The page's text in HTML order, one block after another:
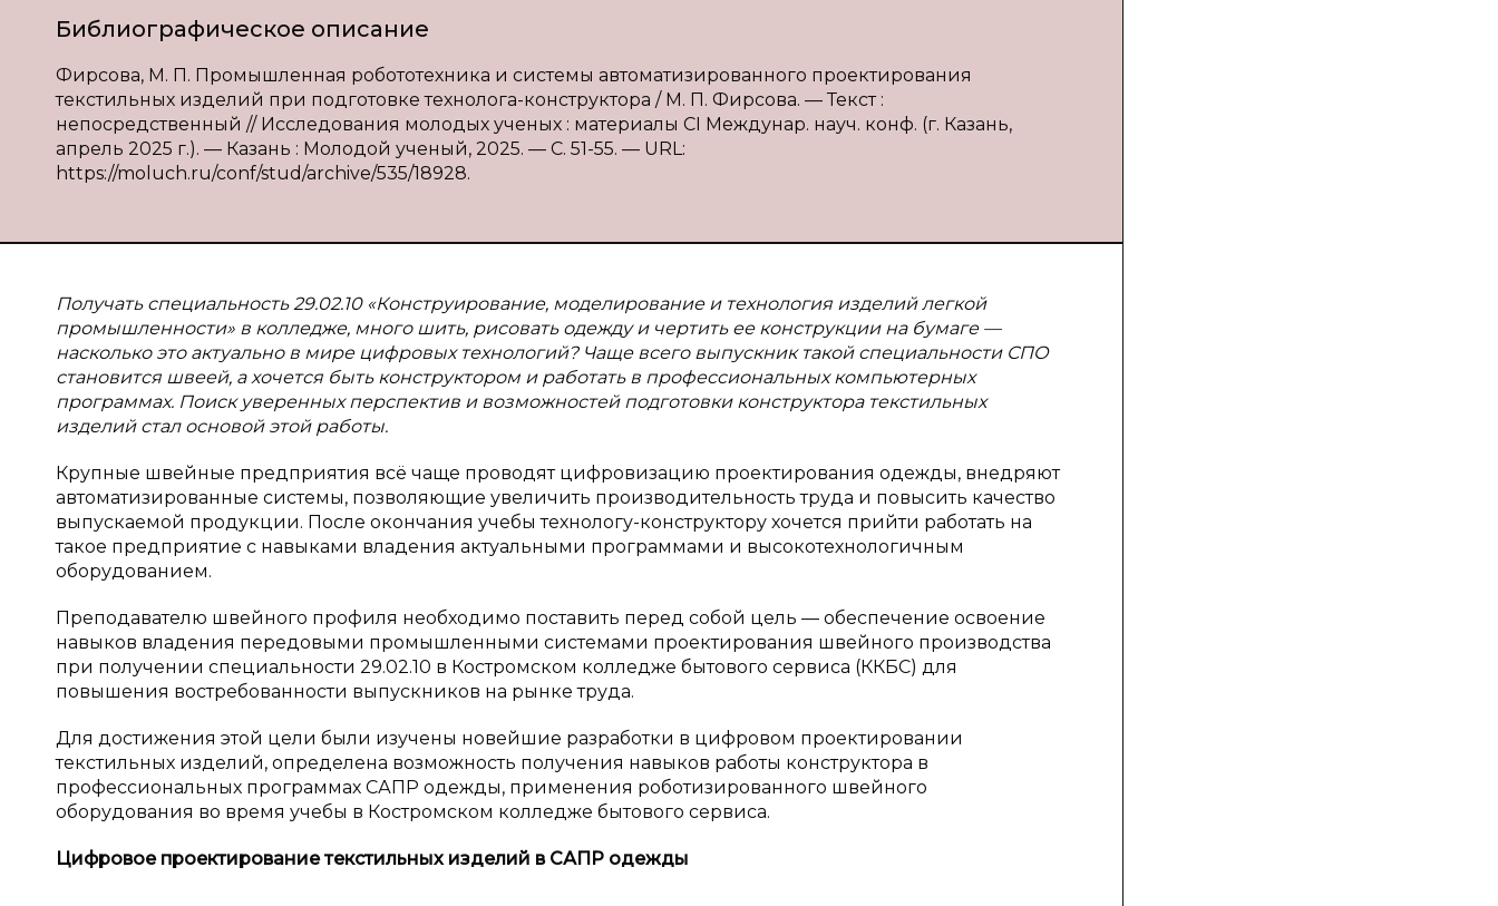
Библиографическое описание
Фирсова, М. П. Промышленная робототехника и системы автоматизированного проектирования
текстильных изделий при подготовке технолога-конструктора / М. П. Фирсова. — Текст :
непосредственный // Исследования молодых ученых : материалы CI Междунар. науч. конф. (г. Казань,
апрель 2025 г.). — Казань : Молодой ученый, 2025. — С. 51-55. — URL:
https://moluch.ru/conf/stud/archive/535/18928.
Получать специальность 29.02.10 «Конструирование, моделирование и технология изделий легкой
промышленности» в колледже, много шить, рисовать одежду и чертить ее конструкции на бумаге —
насколько это актуально в мире цифровых технологий? Чаще всего выпускник такой специальности СПО
становится швеей, а хочется быть конструктором и работать в профессиональных компьютерных
программах. Поиск уверенных перспектив и возможностей подготовки конструктора текстильных
изделий стал основой этой работы.
Крупные швейные предприятия всё чаще проводят цифровизацию проектирования одежды, внедряют
автоматизированные системы, позволяющие увеличить производительность труда и повысить качество
выпускаемой продукции. После окончания учебы технологу-конструктору хочется прийти работать на
такое предприятие с навыками владения актуальными программами и высокотехнологичным
оборудованием.
Преподавателю швейного профиля необходимо поставить перед собой цель — обеспечение освоение
навыков владения передовыми промышленными системами проектирования швейного производства
при получении специальности 29.02.10 в Костромском колледже бытового сервиса (ККБС) для
повышения востребованности выпускников на рынке труда.
Для достижения этой цели были изучены новейшие разработки в цифровом проектировании
текстильных изделий, определена возможность получения навыков работы конструктора в
профессиональных программах САПР одежды, применения роботизированного швейного
оборудования во время учебы в Костромском колледже бытового сервиса.
Цифровое проектирование текстильных изделий в САПР одежды